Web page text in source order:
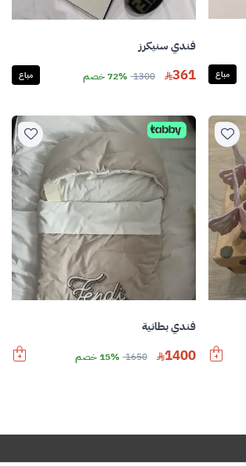
مباع
فندي سنيكرز
361
1300 72% خصم مباع
فندي بطانية
1400
1650 15% خصم